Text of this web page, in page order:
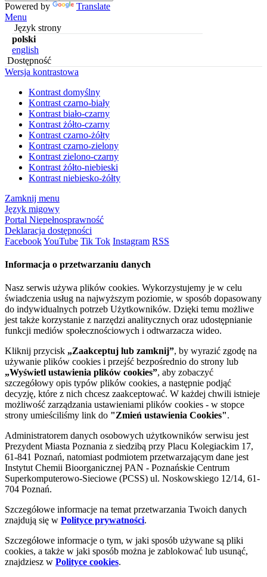
Powered by
Translate
Menu
Język strony
polski
english
Dostępność
Wersja kontrastowa
Kontrast domyślny
Kontrast czarno-biały
Kontrast biało-czarny
Kontrast żółto-czarny
Kontrast czarno-żółty
Kontrast czarno-zielony
Kontrast zielono-czarny
Kontrast żółto-niebieski
Kontrast niebiesko-żółty
Zamknij menu
Język migowy
Portal Niepełnosprawność
Deklaracja dostępności
FacebookYouTube Tik Tok Instagram RSS
Informacja o przetwarzaniu danych
Nasz serwis używa plików cookies. Wykorzystujemy je w celu
świadczenia usług na najwyższym poziomie, w sposób dopasowany
do indywidualnych potrzeb Użytkowników. Dzięki temu możliwe
jest także korzystanie z narzędzi analitycznych oraz udostępnianie
funkcji mediów społecznościowych i odtwarzacza wideo.
Kliknij przycisk „Zaakceptuj lub zamknij”, by wyrazić zgodę na
używanie plików cookies i przejść bezpośrednio do strony lub
„Wyświetl ustawienia plików cookies”, aby zobaczyć
szczegółowy opis typów plików cookies, a następnie podjąć
decyzję, które z nich chcesz zaakceptować. W każdej chwili istnieje
możliwość zarządzania ustawieniami plików cookies - w stopce
strony umieściliśmy link do "Zmień ustawienia Cookies".
Administratorem danych osobowych użytkowników serwisu jest
Prezydent Miasta Poznania z siedzibą przy Placu Kolegiackim 17,
61-841 Poznań, natomiast podmiotem przetwarzającym dane jest
Instytut Chemii Bioorganicznej PAN - Poznańskie Centrum
Superkomputerowo-Sieciowe (PCSS) ul. Noskowskiego 12/14, 61-
704 Poznań.
Szczegółowe informacje na temat przetwarzania Twoich danych
znajdują się w Polityce prywatności.
Szczegółowe informacje o tym, w jaki sposób używane są pliki
cookies, a także w jaki sposób można je zablokować lub usunąć,
znajdziesz w Polityce cookies.